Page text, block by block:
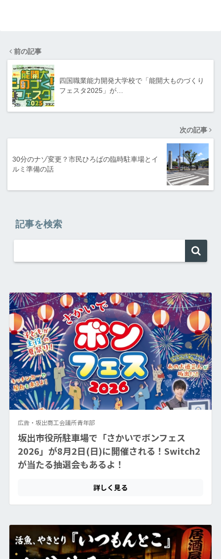
前の記事
四国職業能力開発大学校で「能開大ものづくり
フェスタ2025」が…
次の記事
30分のナゾ変更？市民ひろばの臨時駐車場とイ
ルミ準備の話
記事を検索